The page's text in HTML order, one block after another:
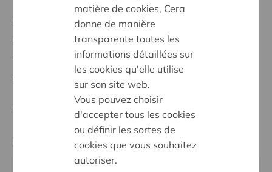
Projet régional
Statut:
Ostbelgien
Date de décision:
04/06/2026
Décision: En demande
Cera contact
matière de cookies, Cera
donne de manière
transparente toutes les
informations détaillées sur
les cookies qu'elle utilise
sur son site web.
Vous pouvez choisir
d'accepter tous les cookies
ou définir les sortes de
cookies que vous souhaitez
autoriser.